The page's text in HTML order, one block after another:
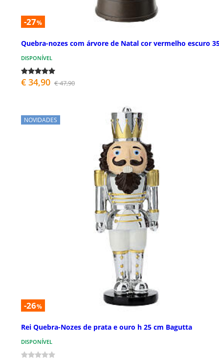
-27%
Quebra-nozes com árvore de Natal cor vermelho escuro
DISPONÍVEL
€ 34,90 € 47,90
NOVIDADES
-26%
Rei Quebra-Nozes de prata e ouro h 25 cm Bagutta
DISPONÍVEL